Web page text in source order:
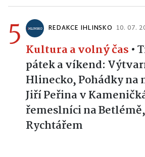
5 REDAKCE IHLINSKO 10. 07.
Kultura a volný čas •
pátek a víkend:
Hlinecko, Pohádky na
Jiří Peřina v
řemeslníci na
Rychtářem